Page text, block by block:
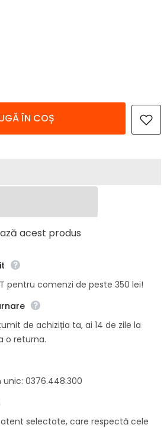
ÎN COȘ
acest produs
pentru comenzi de peste 350 lei!
de achiziția ta, ai 14 de zile la
o returna.
0376.448.300
atent selectate, care respectă cele